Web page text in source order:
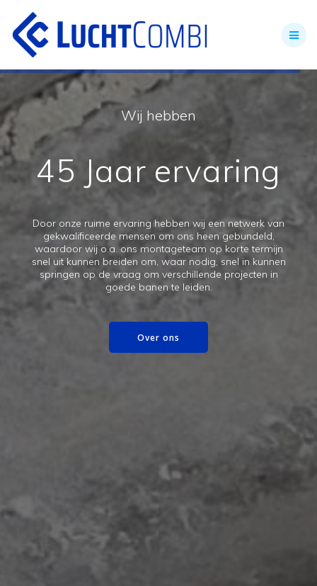
to
content
Wij hebben
45 Jaar ervaring
Door onze ruime ervaring hebben wij een netwerk van
gekwalificeerde mensen om ons heen gebundeld,
waardoor wij o.a. ons montageteam op korte termijn
snel uit kunnen breiden om, waar nodig, snel in kunnen
springen op de vraag om verschillende projecten in
goede banen te leiden.
Over ons